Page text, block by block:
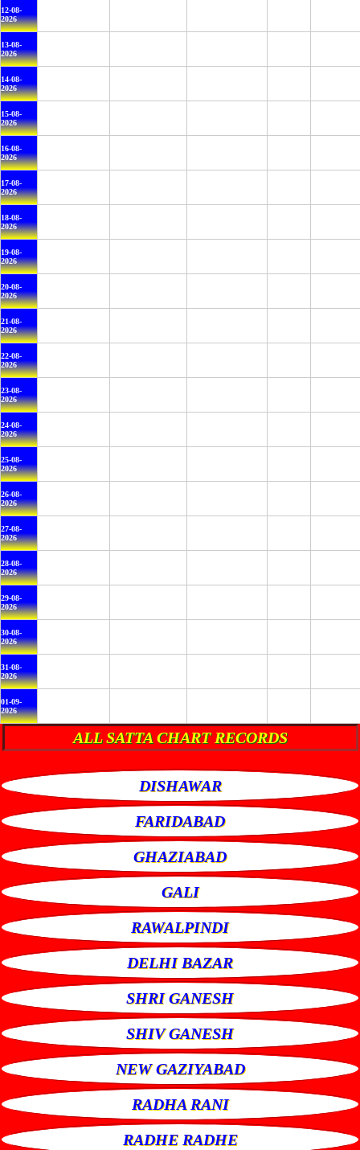
12-08-
2026
13-08-
2026
14-08-
2026
15-08-
2026
16-08-
2026
17-08-
2026
18-08-
2026
19-08-
2026
20-08-
2026
21-08-
2026
22-08-
2026
23-08-
2026
24-08-
2026
25-08-
2026
26-08-
2026
27-08-
2026
28-08-
2026
29-08-
2026
30-08-
2026
31-08-
2026
01-09-
2026
ALL SATTA CHART RECORDS
DISHAWAR
FARIDABAD
GHAZIABAD
GALI
RAWALPINDI
DELHI BAZAR
SHRI GANESH
SHIV GANESH
NEW GAZIYABAD
RADHA RANI
RADHE RADHE